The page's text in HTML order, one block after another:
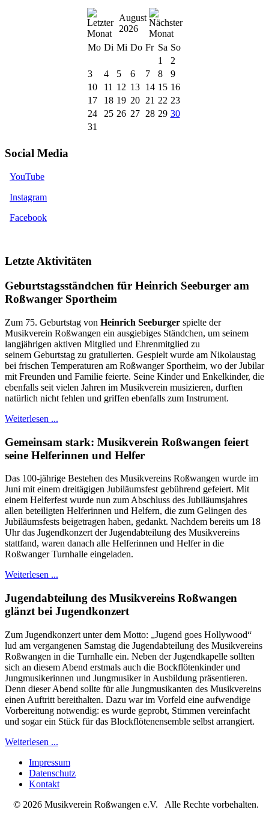
August
2026
Mo Di Mi Do Fr Sa So
1
2
3
4 5 6 7 8
9
10
11 12 13 14 15 16
17
18 19 20 21 22 23
24
25 26 27 28 29 30
31
Social Media
YouTube
Instagram
Facebook
Letzte Aktivitäten
Geburtstagsständchen für Heinrich Seeburger am
Roßwanger Sportheim
Zum 75. Geburtstag von Heinrich Seeburger spielte der
Musikverein Roßwangen ein ausgiebiges Ständchen, um seinem
langjährigen aktiven Mitglied und Ehrenmitglied zu
seinem Geburtstag zu gratulierten. Gespielt wurde am Nikolaustag
bei frischen Temperaturen am Roßwanger Sportheim, wo der Jubilar
mit Freunden und Familie feierte. Seine Kinder und Enkelkinder, die
ebenfalls seit vielen Jahren im Musikverein musizieren, durften
natürlich nicht fehlen und griffen ebenfalls zum Instrument.
Weiterlesen ...
Gemeinsam stark: Musikverein Roßwangen feiert
seine Helferinnen und Helfer
Das 100-jährige Bestehen des Musikvereins Roßwangen wurde im
Juni mit einem dreitägigen Jubiläumsfest gebührend gefeiert. Mit
einem Helferfest wurde nun zum Abschluss des Jubiläumsjahres
allen beteiligten Helferinnen und Helfern, die zum Gelingen des
Jubiläumsfests beigetragen haben, gedankt. Nachdem bereits um 18
Uhr das Jugendkonzert der Jugendabteilung des Musikvereins
stattfand, waren danach alle Helferinnen und Helfer in die
Roßwanger Turnhalle eingeladen.
Weiterlesen ...
Jugendabteilung des Musikvereins Roßwangen
glänzt bei Jugendkonzert
Zum Jugendkonzert unter dem Motto: „Jugend goes Hollywood“
lud am vergangenen Samstag die Jugendabteilung des Musikvereins
Roßwangen in die Turnhalle ein. Neben der Jugendkapelle sollten
sich an diesem Abend erstmals auch die Bockflötenkinder und
Jungmusikerinnen und Jungmusiker in Ausbildung präsentieren.
Denn dieser Abend sollte für alle Jungmusikanten des Musikvereins
einen Auftritt bereithalten. Dazu war im Vorfeld eine aufwendige
Vorbereitung notwendig: es wurde geprobt, Stimmen vereinfacht
und sogar ein Stück für das Blockflötenensemble selbst arrangiert.
Weiterlesen ...
Impressum
Datenschutz
Kontakt
© 2026 Musikverein Roßwangen e.V. Alle Rechte vorbehalten.